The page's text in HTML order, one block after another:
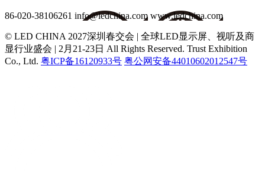
86-020-38106261 info@ledchina.com www.ledchina.com
© LED CHINA 2027深圳春交会 | 全球LED显示屏、视听及商
显行业盛会 | 2月21-23日 All Rights Reserved. Trust Exhibition
Co., Ltd. 粤ICP备16120933号 粤公网安备44010602012547号